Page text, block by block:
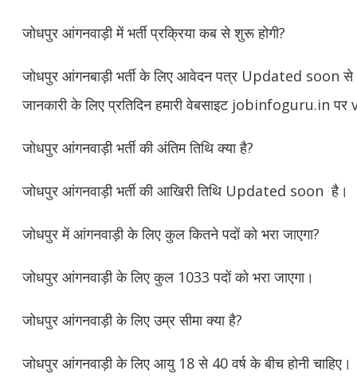
जोधपुर आंगनवाड़ी में भर्ती प्रक्रिया कब से शुरू होगी?
जोधपुर आंगनबाड़ी भर्ती के लिए आवेदन पत्र Updated soon
जानकारी के लिए प्रतिदिन हमारी वेबसाइट jobinfoguru.in
जोधपुर आंगनवाड़ी भर्ती की अंतिम तिथि क्या है?
जोधपुर आंगनवाड़ी भर्ती की आखिरी तिथि Updated soon है।
जोधपुर में आंगनवाड़ी के लिए कुल कितने पदों को भरा जाएगा?
जोधपुर आंगनवाड़ी के लिए कुल 1033 पदों को भरा जाएगा।
जोधपुर आंगनवाड़ी के लिए उम्र सीमा क्या है?
जोधपुर आंगनवाड़ी के लिए आयु 18 से 40 वर्ष के बीच होनी चाहिए।